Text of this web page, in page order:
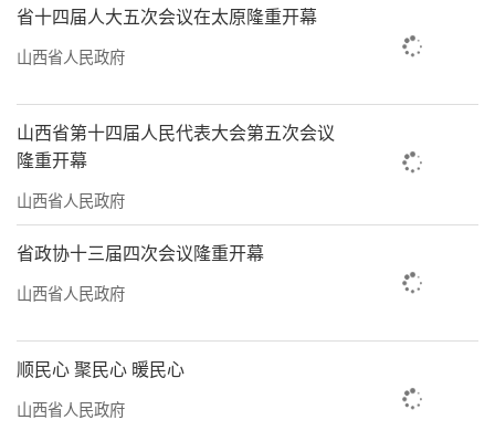
省十四届人大五次会议在太原隆重开幕
山西省人民政府
山西省第十四届人民代表大会第五次会议
隆重开幕
山西省人民政府
省政协十三届四次会议隆重开幕
山西省人民政府
顺民心 聚民心 暖民心
山西省人民政府